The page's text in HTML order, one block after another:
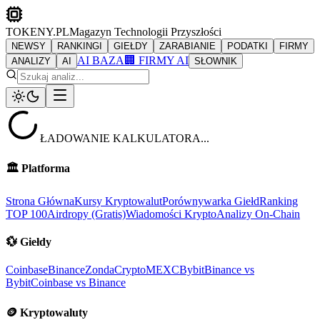
TOKENY.PLMagazyn Technologii Przyszłości
NEWSY RANKINGI GIEŁDY ZARABIANIE PODATKI
FIRMY
ANALIZY
AI AI BAZA 🏢 FIRMY AI SŁOWNIK
ŁADOWANIE KALKULATORA...
🏛️ Platforma
Strona GłównaKursy KryptowalutPorównywarka GiełdRanking
TOP 100Airdropy (Gratis)Wiadomości KryptoAnalizy On-Chain
💱 Giełdy
CoinbaseBinanceZondaCryptoMEXCBybitBinance vs
BybitCoinbase vs Binance
🪙 Kryptowaluty